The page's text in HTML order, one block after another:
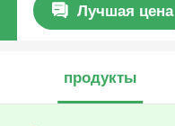
Лучшая цена
продукты